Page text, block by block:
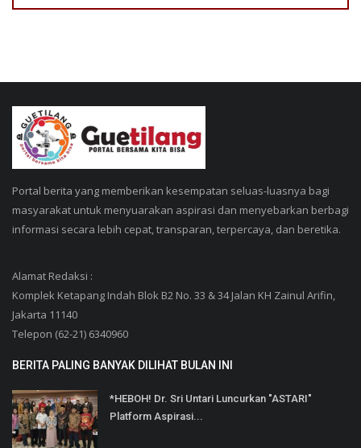
Portal berita yang memberikan kesempatan seluas-luasnya bagi
masyarakat untuk menyuarakan aspirasi dan menyebarkan berbagi
informasi secara lebih cepat, transparan, terpercaya, dan beretika.
Alamat Redaksi :
Komplek Ketapang Indah Blok B2 No. 33 & 34 Jalan KH Zainul Arifin,
Jakarta 11140
Telepon (62-21) 6340960
BERITA PALING BANYAK DILIHAT BULAN INI
*HEBOH! Dr. Sri Untari Luncurkan "ASTARI"
Platform Aspirasi...